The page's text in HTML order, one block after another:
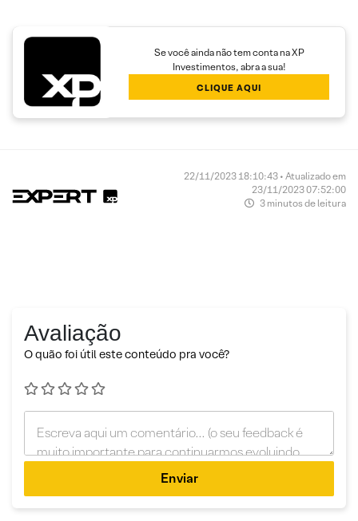
Se você ainda não tem conta na XP
Investimentos, abra a sua!
CLIQUE AQUI
22/11/2023 18:10:43 • Atualizado em
23/11/2023 07:52:00
3 minutos de leitura
Avaliação
O quão foi útil este conteúdo pra você?
Enviar